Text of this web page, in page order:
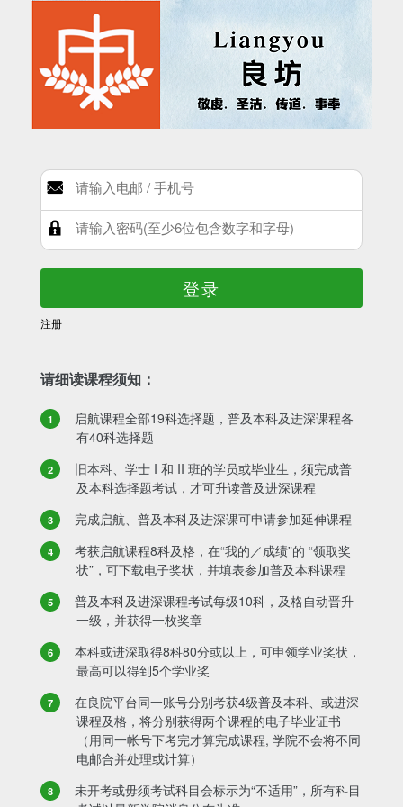
登录
注册
请细读课程须知：
启航课程全部19科选择题，普及本科及进深课程各
有40科选择题
旧本科、学士 I 和 II 班的学员或毕业生，须完成普
及本科选择题考试，才可升读普及进深课程
完成启航、普及本科及进深课可申请参加延伸课程
考获启航课程8科及格，在“我的／成绩”的 “领取奖
状”，可下载电子奖状，并填表参加普及本科课程
普及本科及进深课程考试每级10科，及格自动晋升
一级，并获得一枚奖章
本科或进深取得8科80分或以上，可申领学业奖状，
最高可以得到5个学业奖
在良院平台同一账号分别考获4级普及本科、或进深
课程及格，将分别获得两个课程的电子毕业证书
（用同一帐号下考完才算完成课程, 学院不会将不同
电邮合并处理或计算）
未开考或毋须考试科目会标示为“不适用”，所有科目